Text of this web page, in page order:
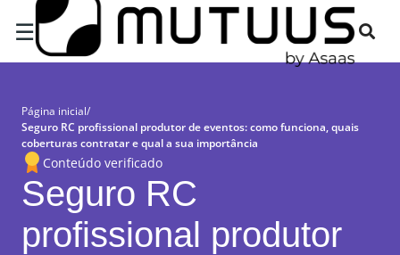
☰
Página inicial/
Seguro RC profissional produtor de eventos: como funciona, quais
coberturas contratar e qual a sua importância
Conteúdo verificado
Seguro RC
profissional produtor